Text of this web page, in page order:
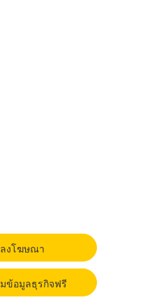
งโฆษณา
ข้อมูลธุรกิจฟรี